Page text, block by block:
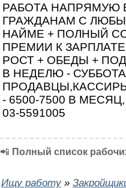
РАБОТА НАПРЯМУЮ
ГРАЖДАНАМ С
НАЙМЕ + ПОЛНЫЙ
ПРЕМИИ К
РОСТ + ОБЕДЫ +
В НЕДЕЛЮ -
- 6500-7500 В
03-5591005
📲 Полный список
Ищу работу »